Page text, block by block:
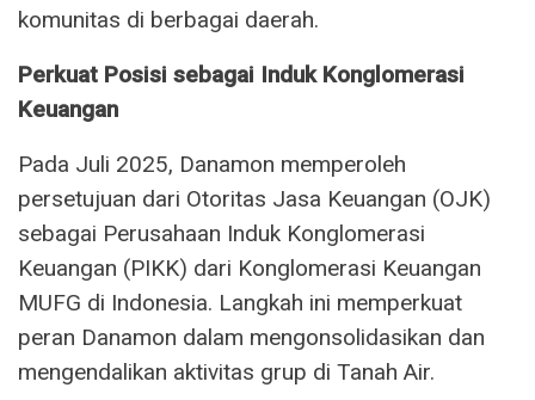
komunitas di berbagai daerah.
Perkuat Posisi sebagai Induk Konglomerasi
Keuangan
Pada Juli 2025, Danamon memperoleh
persetujuan dari Otoritas Jasa Keuangan (OJK)
sebagai Perusahaan Induk Konglomerasi
Keuangan (PIKK) dari Konglomerasi Keuangan
MUFG di Indonesia. Langkah ini memperkuat
peran Danamon dalam mengonsolidasikan dan
mengendalikan aktivitas grup di Tanah Air.